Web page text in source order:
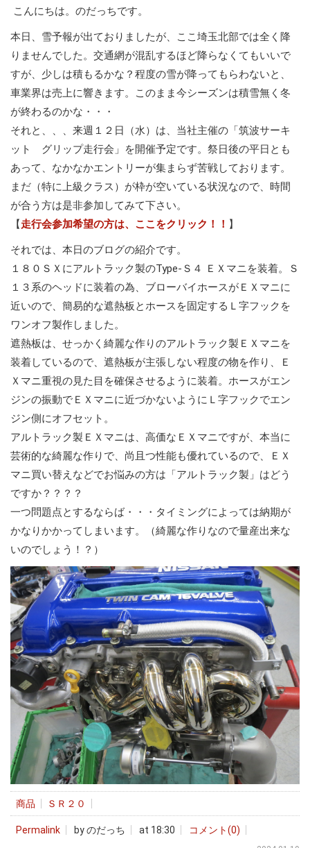
こんにちは。のだっちです。
本日、雪予報が出ておりましたが、ここ埼玉北部では全く降
りませんでした。交通網が混乱するほど降らなくてもいいで
すが、少しは積もるかな？程度の雪が降ってもらわないと、
車業界は売上に響きます。このまま今シーズンは積雪無く冬
が終わるのかな・・・
それと、、、来週１２日（水）は、当社主催の「筑波サーキ
ット グリップ走行会」を開催予定です。祭日後の平日とも
あって、なかなかエントリーが集まらず苦戦しております。
まだ（特に上級クラス）が枠が空いている状況なので、時間
が合う方は是非参加してみて下さい。
【走行会参加希望の方は、ここをクリック！！ 】
それでは、本日のブログの紹介です。
１８０ＳＸにアルトラック製のType-Ｓ４ ＥＸマニを装着。Ｓ
１３系のヘッドに装着の為、ブローバイホースがＥＸマニに
近いので、簡易的な遮熱板とホースを固定するＬ字フックを
ワンオフ製作しました。
遮熱板は、せっかく綺麗な作りのアルトラック製ＥＸマニを
装着しているので、遮熱板が主張しない程度の物を作り、Ｅ
Ｘマニ重視の見た目を確保させるように装着。ホースがエン
ジンの振動でＥＸマニに近づかないようにＬ字フックでエン
ジン側にオフセット。
アルトラック製ＥＸマニは、高価なＥＸマニですが、本当に
芸術的な綺麗な作りで、尚且つ性能も優れているので、ＥＸ
マニ買い替えなどでお悩みの方は「アルトラック製」はどう
ですか？？？？
一つ問題点とするならば・・・タイミングによっては納期が
かなりかかってしまいます。（綺麗な作りなので量産出来な
いのでしょう！？）
商品 ＳＲ２０
Permalink by のだっち at 18:30 コメント(0)